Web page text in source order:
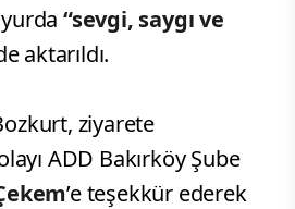
yurda“sevgi, saygı ve
aktarıldı.
ziyarete
ADD Bakırköy Şube
’e teşekkür ederek